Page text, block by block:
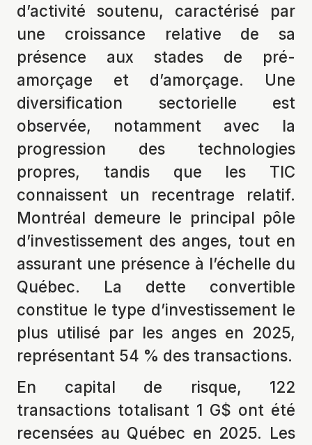
d’activité soutenu, caractérisé par
une croissance relative de sa
présence aux stades de pré-
amorçage et d’amorçage. Une
diversification sectorielle est
observée, notamment avec la
progression des technologies
propres, tandis que les TIC
connaissent un recentrage relatif.
Montréal demeure le principal pôle
d’investissement des anges, tout en
assurant une présence à l’échelle du
Québec. La dette convertible
constitue le type d’investissement le
plus utilisé par les anges en 2025,
représentant 54 % des transactions.
En capital de risque, 122
transactions totalisant 1 G$ ont été
recensées au Québec en 2025. Les